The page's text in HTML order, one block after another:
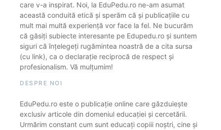
care v-a inspirat. Noi, la EduPedu.ro ne-am asumat
această conduită etică și sperăm că și publicațiile cu
mult mai multă experiență vor face la fel. Ne bucurăm
că găsiți subiecte interesante pe Edupedu.ro și suntem
siguri că înțelegeți rugămintea noastră de a cita sursa
(cu link), ca o declarație reciprocă de respect și
profesionalism. Vă mulțumim!
DESPRE NOI
EduPedu.ro este o publicație online care găzduiește
exclusiv articole din domeniul educației și cercetării.
Urmărim constant cum sunt educați copiii noștri, cine și